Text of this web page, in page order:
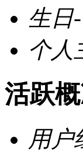
生日-
个人
活跃
用户